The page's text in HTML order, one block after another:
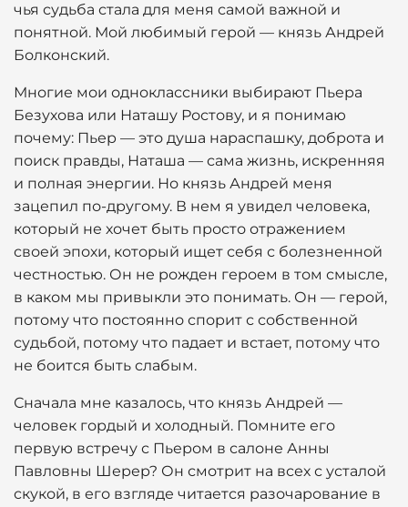
чья судьба стала для меня самой важной и
понятной. Мой любимый герой — князь Андрей
Болконский.
Многие мои одноклассники выбирают Пьера
Безухова или Наташу Ростову, и я понимаю
почему: Пьер — это душа нараспашку, доброта и
поиск правды, Наташа — сама жизнь, искренняя
и полная энергии. Но князь Андрей меня
зацепил по-другому. В нем я увидел человека,
который не хочет быть просто отражением
своей эпохи, который ищет себя с болезненной
честностью. Он не рожден героем в том смысле,
в каком мы привыкли это понимать. Он — герой,
потому что постоянно спорит с собственной
судьбой, потому что падает и встает, потому что
не боится быть слабым.
Сначала мне казалось, что князь Андрей —
человек гордый и холодный. Помните его
первую встречу с Пьером в салоне Анны
Павловны Шерер? Он смотрит на всех с усталой
скукой, в его взгляде читается разочарование в